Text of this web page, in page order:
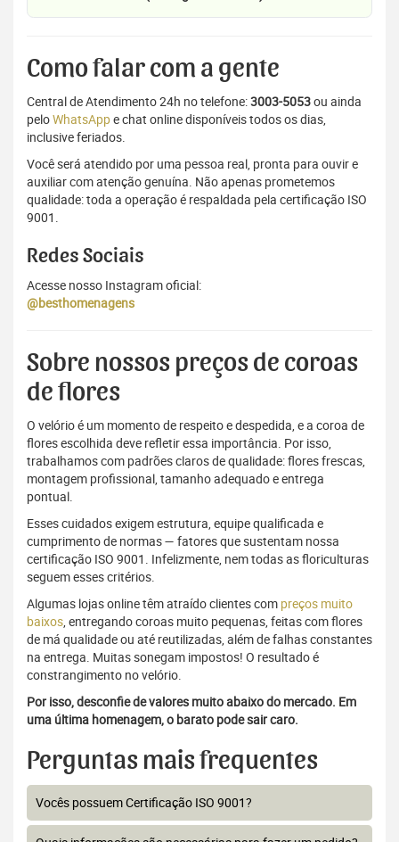
Como falar com a gente
Central de Atendimento 24h no telefone:3003-5053ou ainda
peloWhatsAppe chat online disponíveis todos os dias,
inclusive feriados.
Você será atendido por uma pessoa real, pronta para ouvir e
auxiliar com atenção genuína. Não apenas prometemos
qualidade: toda a operação é respaldada pela certificação ISO
9001.
Redes Sociais
Acesse nosso Instagram oficial:
@besthomenagens
Sobre nossos preços de coroas
de flores
O velório é um momento de respeito e despedida, e a coroa de
flores escolhida deve refletir essa importância. Por isso,
trabalhamos com padrões claros de qualidade: flores frescas,
montagem profissional, tamanho adequado e entrega
pontual.
Esses cuidados exigem estrutura, equipe qualificada e
cumprimento de normas — fatores que sustentam nossa
certificação ISO 9001. Infelizmente, nem todas as floriculturas
seguem esses critérios.
Algumas lojas online têm atraído clientes com preços muito
baixos, entregando coroas muito pequenas, feitas com flores
de má qualidade ou até reutilizadas, além de falhas constantes
na entrega. Muitas sonegam impostos! O resultado é
constrangimento no velório.
Por isso, desconfie de valores muito abaixo do mercado. Em
uma última homenagem, o barato pode sair caro.
Perguntas mais frequentes
Vocês possuem Certificação ISO 9001?